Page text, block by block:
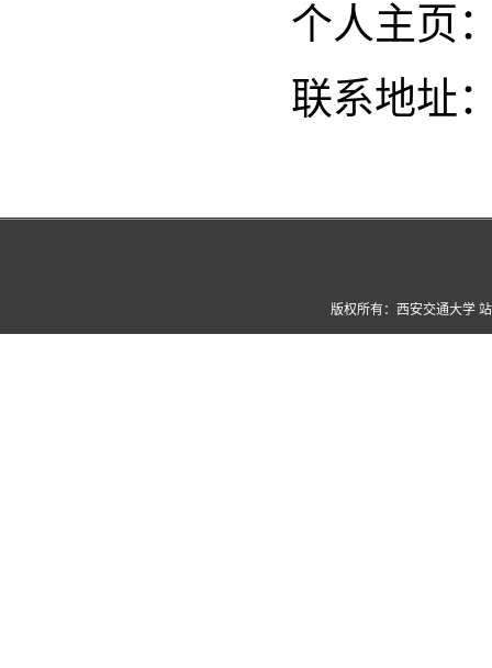
个人主页
联系地址
版权所有：西安交通大学